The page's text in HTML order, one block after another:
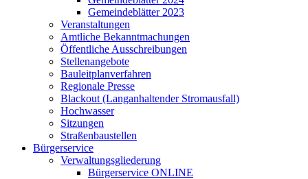
Gemeindeblätter 2023
Veranstaltungen
Amtliche Bekanntmachungen
Öffentliche Ausschreibungen
Stellenangebote
Bauleitplanverfahren
Regionale Presse
Blackout (Langanhaltender Stromausfall)
Hochwasser
Sitzungen
Straßenbaustellen
Bürgerservice
Verwaltungsgliederung
Bürgerservice ONLINE